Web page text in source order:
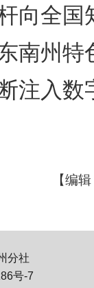
向全国
南州特
注入数
【编
分社
号-7